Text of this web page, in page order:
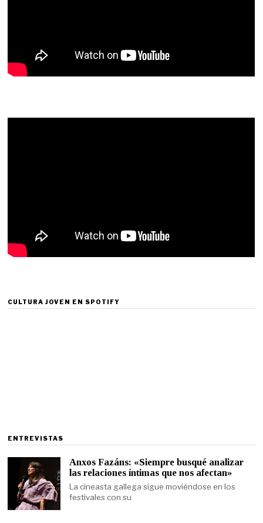
CULTURA JOVEN EN SPOTIFY
ENTREVISTAS
Anxos Fazáns: «Siempre busqué analizar
las relaciones íntimas que nos afectan»
La cineasta gallega sigue moviéndose en los
festivales con su